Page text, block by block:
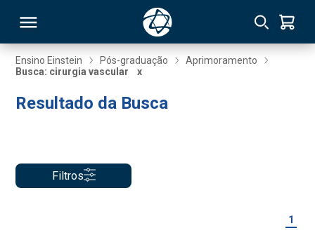
Ensino Einstein Pós-graduação
Aprimoramento
Busca: cirurgia vascular
x
Resultado da Busca
Filtros
1